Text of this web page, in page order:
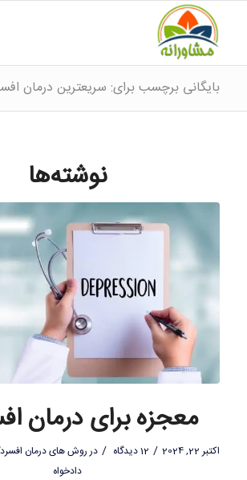
بایگانی برچسب برای: سریعترین درمان
نوشته‌ها
معجزه برای درمان
اکتبر 22, 2024 / 12 دیدگاه / در روش های درمان
دادخواه